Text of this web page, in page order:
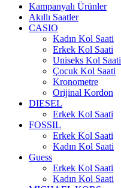
Kampanyalı Ürünler
Akıllı Saatler
CASIO
Kadın Kol Saati
Erkek Kol Saati
Uniseks Kol Saati
Çocuk Kol Saati
Kronometre
Orijinal Kordon
DIESEL
Erkek Kol Saati
FOSSIL
Erkek Kol Saati
Kadın Kol Saati
Guess
Erkek Kol Saati
Kadın Kol Saati